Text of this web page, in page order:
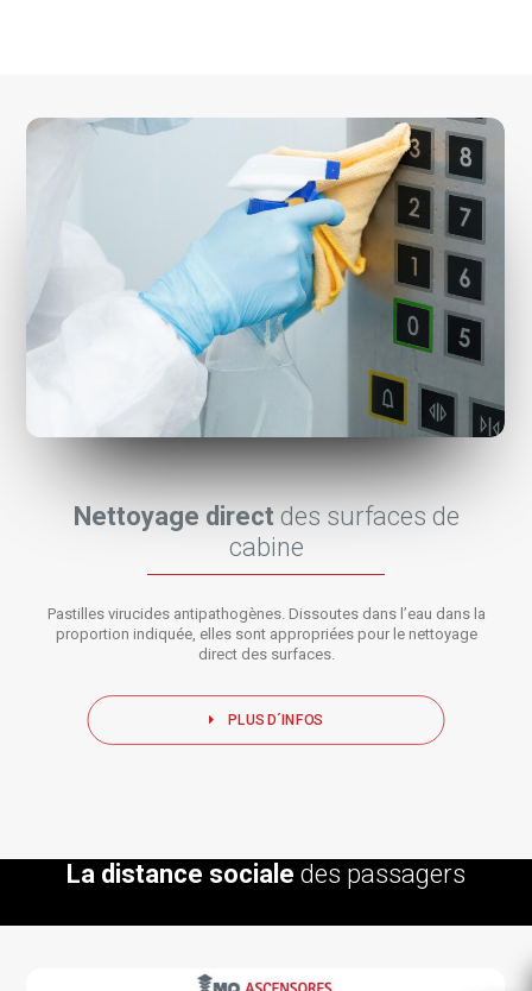
Nettoyage direct des surfaces de
cabine
Pastilles virucides antipathogènes. Dissoutes dans l’eau dans la
proportion indiquée, elles sont appropriées pour le nettoyage
direct des surfaces.
PLUS D´INFOS
La distance sociale des passagers